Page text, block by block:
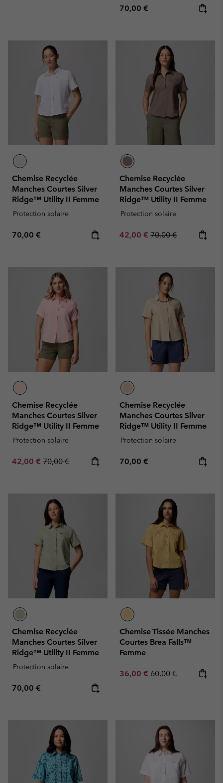
Regular price:
70,00 €
Chemise Recyclée
Manches Courtes Silver
Ridge™ Utility II Femme
Protection solaire
Regular price:
70,00 €
Chemise Recyclée
Manches Courtes Silver
Ridge™ Utility II Femme
Protection solaire
Sale price:
42,00 € Regular price:
70,00 €
Chemise Recyclée
Manches Courtes Silver
Ridge™ Utility II Femme
Protection solaire
Sale price:
42,00 € Regular price:
70,00 €
Chemise Recyclée
Manches Courtes Silver
Ridge™ Utility II Femme
Protection solaire
Regular price:
70,00 €
Chemise Recyclée
Manches Courtes Silver
Ridge™ Utility II Femme
Protection solaire
Regular price:
70,00 €
Chemise Tissée Manches
Courtes Brea Falls™
Femme
Sale price:
36,00 € Regular price:
60,00 €